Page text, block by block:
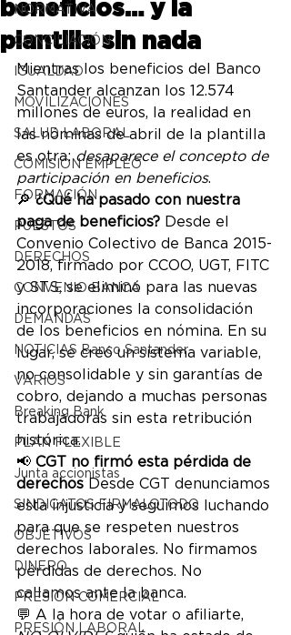
NORMATIVA
CONCILIACIÓN
IGUALDAD
MOVILIZACIONES
SALUD LABORAL
COMISIÓN EMPLEO
FORMACIÓN
PUESTOS
DERECHOS
CONVENIO BANCA
DEMANDAS
NOTICIAS Banco Santander
VARIOS
Breaking Bank
PLAN FLEXIBLE
Junta accionistas
SINDICATOS FIRMALOTODO
OBJETIVOS
DINERO
PRESIÓN COMERCIAL
PRESIÓN LABORAL
beneficios… y la
plantilla sin nada
Mientras los beneficios del Banco
Santander alcanzan los 12.574
millones de euros, la realidad en
las nóminas de abril de la plantilla
es otra: desaparece el concepto de
participación en beneficios.
🔎 ¿Qué ha pasado con nuestra
paga de beneficios? Desde el
Convenio Colectivo de Banca 2015-
2018, firmado por CCOO, UGT, FITC
y STS, se eliminó para las nuevas
incorporaciones la consolidación
de los beneficios en nómina. En su
lugar, se creó un sistema variable,
no consolidable y sin garantías de
cobro, dejando a muchas personas
trabajadoras sin esta retribución
histórica.
📢 CGT no firmó esta pérdida de
derechos Desde CGT denunciamos
esta injusticia y seguimos luchando
para que se respeten nuestros
derechos laborales. No firmamos
pérdidas de derechos. No
callamos ante la banca.
💬 A la hora de votar o afiliarte,